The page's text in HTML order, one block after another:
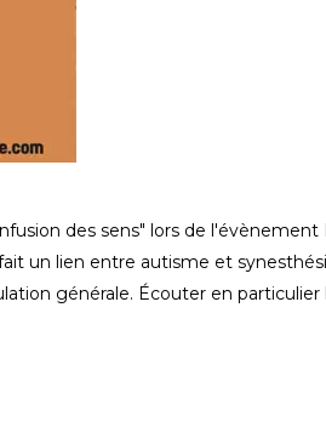
des sens" lors de
un lien entre autisme et
générale. Écouter en particulier